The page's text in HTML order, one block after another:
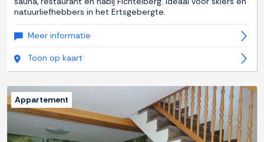
natuurliefhebbers in het Ertsgebergte.
Meer informatie
Toon op kaart
Appartement